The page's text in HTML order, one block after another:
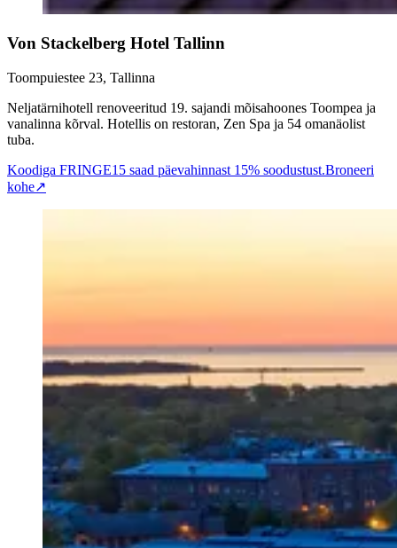
Von Stackelberg Hotel Tallinn
Toompuiestee 23, Tallinna
Neljatärnihotell renoveeritud 19. sajandi mõisahoones Toompea ja
vanalinna kõrval. Hotellis on restoran, Zen Spa ja 54 omanäolist
tuba.
Koodiga FRINGE15 saad päevahinnast 15% soodustust.Broneeri
kohe↗